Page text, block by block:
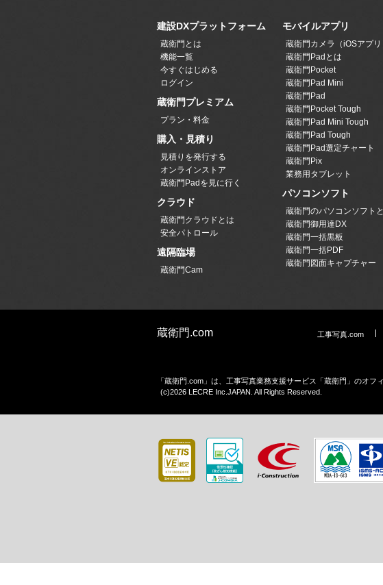
建設DXプラットフォーム
蔵衛門とは
機能一覧
今すぐはじめる
ログイン
蔵衛門プレミアム
プラン・料金
購入・見積り
見積りを発行する
オンラインストア
蔵衛門Padを見に行く
クラウド
蔵衛門クラウドとは
安全パトロール
遠隔臨場
蔵衛門Cam
モバイルアプリ
蔵衛門カメラ（iOSアプリ
蔵衛門Padとは
蔵衛門Pocket
蔵衛門Pad Mini
蔵衛門Pad
蔵衛門Pocket Tough
蔵衛門Pad Mini Tough
蔵衛門Pad Tough
蔵衛門Pad選定チャート
蔵衛門Pix
業務用タブレット
パソコンソフト
蔵衛門のパソコンソフト
蔵衛門御用達DX
蔵衛門一括黒板
蔵衛門一括PDF
蔵衛門図面キャプチャー
蔵衛門.com 工事写真.com
「蔵衛門.com」は、工事写真業務支援サービス「蔵衛門」のオ
(c)2026 LECRE Inc.JAPAN. All Rights Reserved.